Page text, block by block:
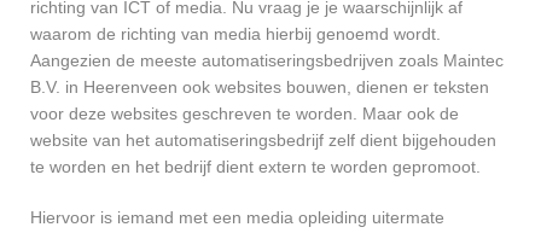
richting van ICT of media. Nu vraag je je waarschijnlijk af
waarom de richting van media hierbij genoemd wordt.
Aangezien de meeste automatiseringsbedrijven zoals Maintec
B.V. in Heerenveen ook websites bouwen, dienen er teksten
voor deze websites geschreven te worden. Maar ook de
website van het automatiseringsbedrijf zelf dient bijgehouden
te worden en het bedrijf dient extern te worden gepromoot.
Hiervoor is iemand met een media opleiding uitermate